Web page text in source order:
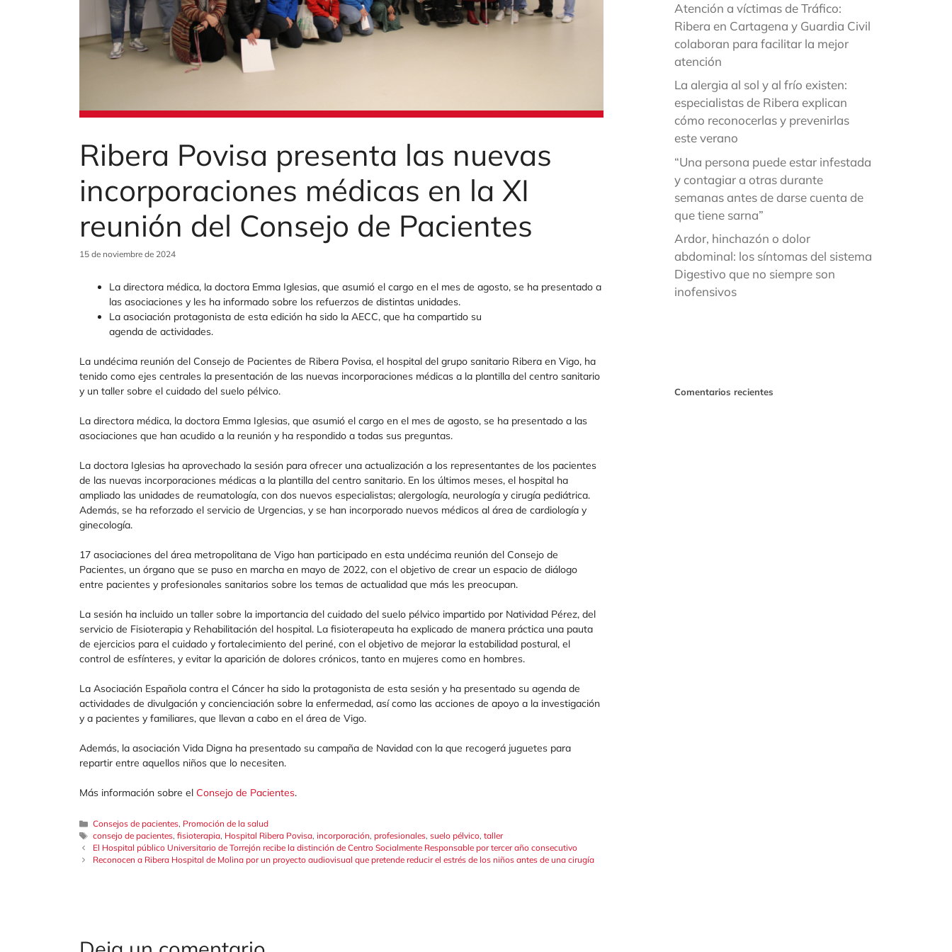
Ribera Povisa presenta las nuevas
incorporaciones médicas en la XI
reunión del Consejo de Pacientes
15 de noviembre de 2024
La directora médica, la doctora Emma Iglesias, que asumió el cargo en el mes de agosto, se ha presentado a
las asociaciones y les ha informado sobre los refuerzos de distintas unidades.
La asociación protagonista de esta edición ha sido la AECC, que ha compartido su
agenda de actividades.
La undécima reunión del Consejo de Pacientes de Ribera Povisa, el hospital del grupo sanitario Ribera en Vigo, ha
tenido como ejes centrales la presentación de las nuevas incorporaciones médicas a la plantilla del centro sanitario
y un taller sobre el cuidado del suelo pélvico.
La directora médica, la doctora Emma Iglesias, que asumió el cargo en el mes de agosto, se ha presentado a las
asociaciones que han acudido a la reunión y ha respondido a todas sus preguntas.
La doctora Iglesias ha aprovechado la sesión para ofrecer una actualización a los representantes de los pacientes
de las nuevas incorporaciones médicas a la plantilla del centro sanitario. En los últimos meses, el hospital ha
ampliado las unidades de reumatología, con dos nuevos especialistas; alergología, neurología y cirugía pediátrica.
Además, se ha reforzado el servicio de Urgencias, y se han incorporado nuevos médicos al área de cardiología y
ginecología.
17 asociaciones del área metropolitana de Vigo han participado en esta undécima reunión del Consejo de
Pacientes, un órgano que se puso en marcha en mayo de 2022, con el objetivo de crear un espacio de diálogo
entre pacientes y profesionales sanitarios sobre los temas de actualidad que más les preocupan.
La sesión ha incluido un taller sobre la importancia del cuidado del suelo pélvico impartido por Natividad Pérez, del
servicio de Fisioterapia y Rehabilitación del hospital. La fisioterapeuta ha explicado de manera práctica una pauta
de ejercicios para el cuidado y fortalecimiento del periné, con el objetivo de mejorar la estabilidad postural, el
control de esfínteres, y evitar la aparición de dolores crónicos, tanto en mujeres como en hombres.
La Asociación Española contra el Cáncer ha sido la protagonista de esta sesión y ha presentado su agenda de
actividades de divulgación y concienciación sobre la enfermedad, así como las acciones de apoyo a la investigación
y a pacientes y familiares, que llevan a cabo en el área de Vigo.
Además, la asociación Vida Digna ha presentado su campaña de Navidad con la que recogerá juguetes para
repartir entre aquellos niños que lo necesiten.
Más información sobre el Consejo de Pacientes.
Categorías
Consejos de pacientes, Promoción de la salud
Etiquetas
consejo de pacientes,fisioterapia, Hospital Ribera Povisa,incorporación,profesionales,suelo pélvico,taller
El Hospital público Universitario de Torrejón recibe la distinción de Centro Socialmente Responsable por tercer año consecutivo
Reconocen a Ribera Hospital de Molina por un proyecto audiovisual que pretende reducir el estrés de los niños antes de una cirugía
Atención a víctimas de Tráfico:
Ribera en Cartagena y Guardia Civil
colaboran para facilitar la mejor
atención
La alergia al sol y al frío existen:
especialistas de Ribera explican
cómo reconocerlas y prevenirlas
este verano
“Una persona puede estar infestada
y contagiar a otras durante
semanas antes de darse cuenta de
que tiene sarna”
Ardor, hinchazón o dolor
abdominal: los síntomas del sistema
Digestivo que no siempre son
inofensivos
Comentarios recientes